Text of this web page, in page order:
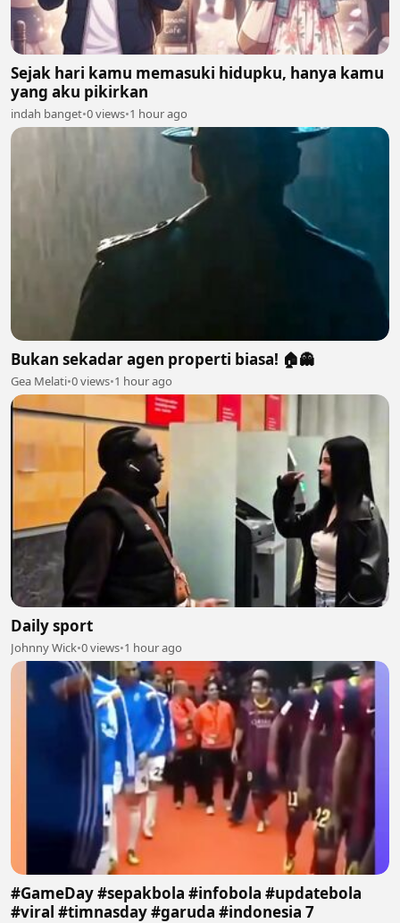
Sejak hari kamu memasuki hidupku, hanya kamu
yang aku pikirkan
indah banget•0 views•1 hour ago
Bukan sekadar agen properti biasa! 🏠👻
Gea Melati•0 views•1 hour ago
Daily sport
Johnny Wick•0 views•1 hour ago
#GameDay #sepakbola #infobola #updatebola
#viral #timnasday #garuda #indonesia 7